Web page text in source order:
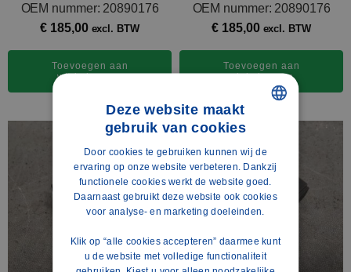
OEM nummer: 20890176
€ 185,00 excl. BTW
Toevoegen aan
winkelwagen
OEM nummer: 20890176
€ 185,00 excl. BTW
Toevoegen aan
winkelwagen
DUTCH
ENGLISH
FRENCH
SPANISH
GERMAN
Deze website maakt
gebruik van cookies
Door cookies te gebruiken kunnen wij de
ervaring op onze website verbeteren. Dankzij
functionele cookies werkt de website goed.
Daarnaast gebruikt deze website ook cookies
voor analyse- en marketing doeleinden.
Klik op “alle cookies accepteren” daarmee kunt
u de website met volledige functionaliteit